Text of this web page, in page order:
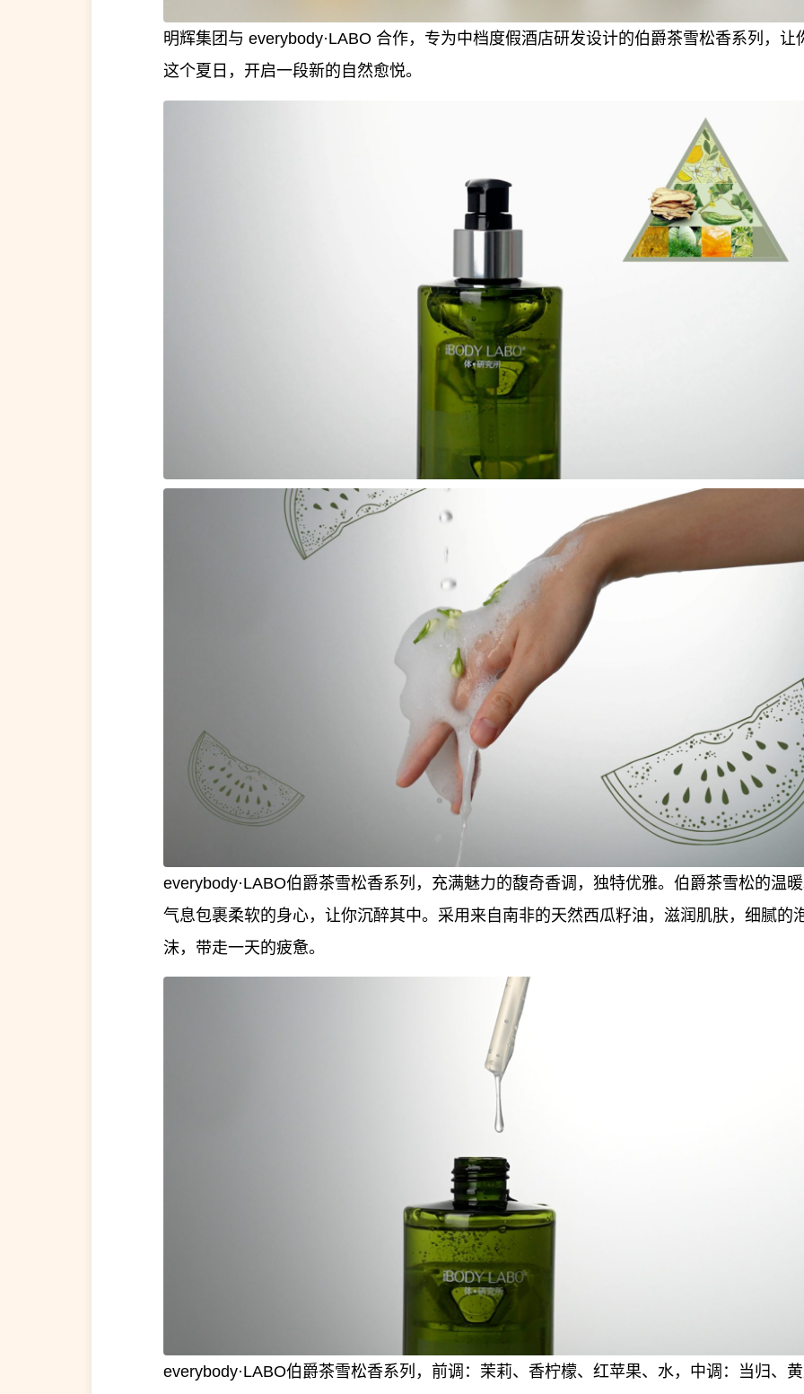
明辉集团与 everybody·LABO 合作，专为中档度假酒店研发设计的伯爵茶雪松香系列，让
这个夏日，开启一段新的自然愈悦。
everybody·LABO伯爵茶雪松香系列，充满魅力的馥奇香调，独特优雅。伯爵茶雪松的温
气息包裹柔软的身心，让你沉醉其中。采用来自南非的天然西瓜籽油，滋润肌肤，细腻的
沫，带走一天的疲惫。
everybody·LABO伯爵茶雪松香系列，前调：茉莉、香柠檬、红苹果、水，中调：当归、